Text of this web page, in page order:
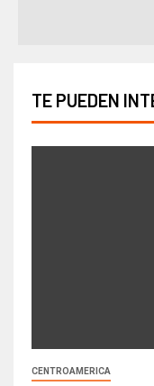
TE PUEDEN
CENTROAMERICA